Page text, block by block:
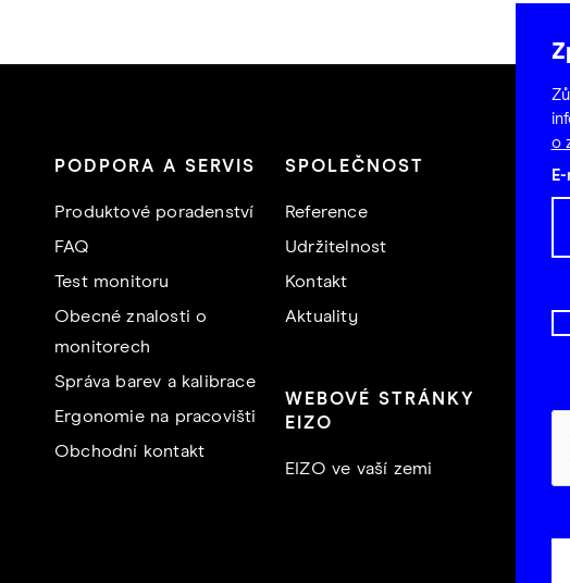
o
PODPORA A SERVIS
Produktové poradenství
FAQ
Test monitoru
Obecné znalosti o
monitorech
Správa barev a kalibrace
Ergonomie na pracovišti
Obchodní kontakt
SPOLEČNOST
Reference
Udržitelnost
Kontakt
Aktuality
WEBOVÉ STRÁNKY
EIZO
EIZO ve vaší zemi